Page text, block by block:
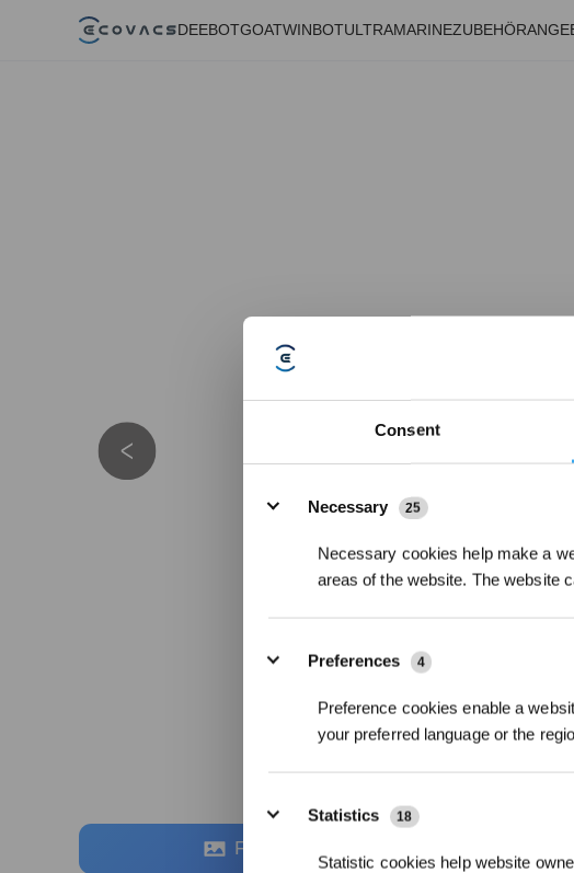
Consent
Necessary
25
Necessary cookies help make a
areas of the website. The website
Preferences 4
Preference cookies enable a
your preferred language or the
Statistics 18
Statistic cookies help website
DEEBOTGOATWINBOTULTRAMARINEZUBEHÖR
Fotos